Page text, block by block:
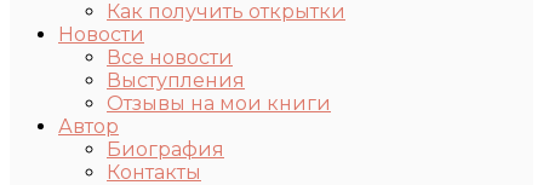
Как получить открытки
Новости
Все новости
Выступления
Отзывы на мои книги
Автор
Биография
Контакты